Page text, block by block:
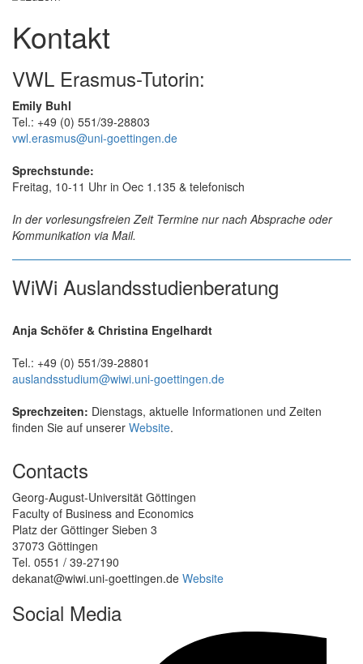
Kontakt
VWL Erasmus-Tutorin:
Emily Buhl
Tel.: +49 (0) 551/39-28803
vwl.erasmus@uni-goettingen.de
Sprechstunde:
Freitag, 10-11 Uhr in Oec 1.135 & telefonisch
In der vorlesungsfreien Zeit Termine nur nach Absprache oder
Kommunikation via Mail.
WiWi Auslandsstudienberatung
Anja Schöfer & Christina Engelhardt
Tel.: +49 (0) 551/39-28801
auslandsstudium@wiwi.uni-goettingen.de
Sprechzeiten: Dienstags, aktuelle Informationen und Zeiten
finden Sie auf unserer Website.
Contacts
Georg-August-Universität Göttingen
Faculty of Business and Economics
Platz der Göttinger Sieben 3
37073 Göttingen
Tel. 0551 / 39-27190
dekanat@wiwi.uni-goettingen.de Website
Social Media